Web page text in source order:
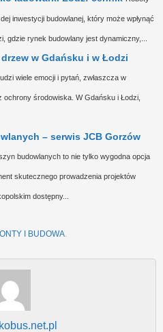
inwestycji budowlanej, który może wpłynąć
gdzie rynek budowlany jest dynamiczny,...
w Gdańsku i w Łodzi
wiele emocji i pytań, zwłaszcza w
środowiska. W Gdańsku i Łodzi,
– serwis JCB Gorzów
budowlanych to nie tylko wygodna opcja
skutecznego prowadzenia projektów
dostępny...
I BUDOWA.
kobus.net.pl